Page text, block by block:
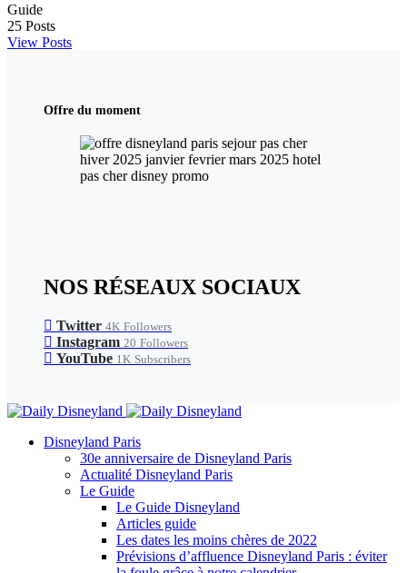
Guide
25 Posts
View Posts
Offre du moment
NOS RÉSEAUX SOCIAUX
Twitter 4K Followers
Instagram 20 Followers
YouTube 1K Subscribers
Disneyland Paris
30e anniversaire de Disneyland Paris
Actualité Disneyland Paris
Le Guide
Le Guide Disneyland
Articles guide
Les dates les moins chères de 2022
Prévisions d’affluence Disneyland Paris : éviter